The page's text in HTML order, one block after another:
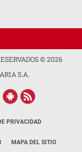
©2026
S.A.
PRIVACIDAD
MAPA DEL SITIO